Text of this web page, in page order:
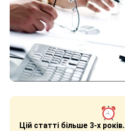
Цій статті більше 3-х років.